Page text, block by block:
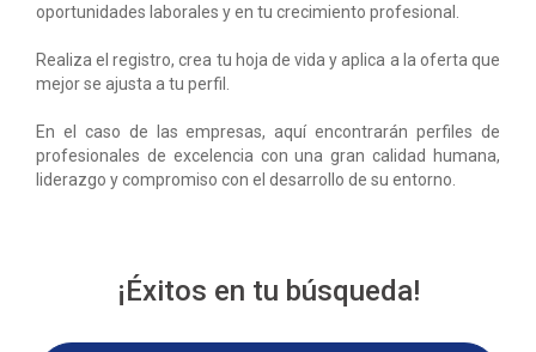
oportunidades laborales y en tu crecimiento profesional.
Realiza el registro, crea tu hoja de vida y aplica a la oferta que
mejor se ajusta a tu perfil.
En el caso de las empresas, aquí encontrarán perfiles de
profesionales de excelencia con una gran calidad humana,
liderazgo y compromiso con el desarrollo de su entorno.
¡Éxitos en tu búsqueda!